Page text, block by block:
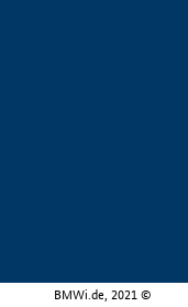
BMWi.de, 2021 ©